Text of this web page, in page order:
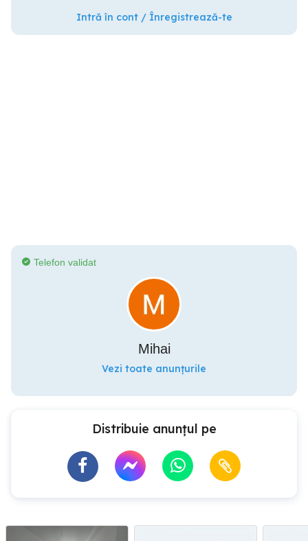
Intră în cont / Înregistrează-te
Telefon validat
Mihai
Vezi toate anunțurile
Distribuie anunțul pe